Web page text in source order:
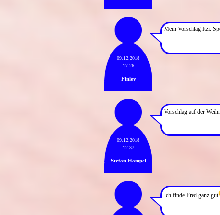
09.12.2018
17:26
Finley
Mein Vorschlag Itzi.
09.12.2018
12:37
Stefan Hampel
Vorschlag auf der
Ich finde Fred ganz gut